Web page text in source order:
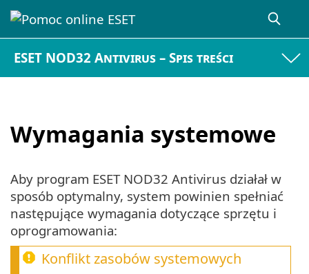
ESET NOD32 Antivirus – Spis treści
Wymagania systemowe
Aby program ESET NOD32 Antivirus działał w
sposób optymalny, system powinien spełniać
następujące wymagania dotyczące sprzętu i
oprogramowania:
Konflikt zasobów systemowych